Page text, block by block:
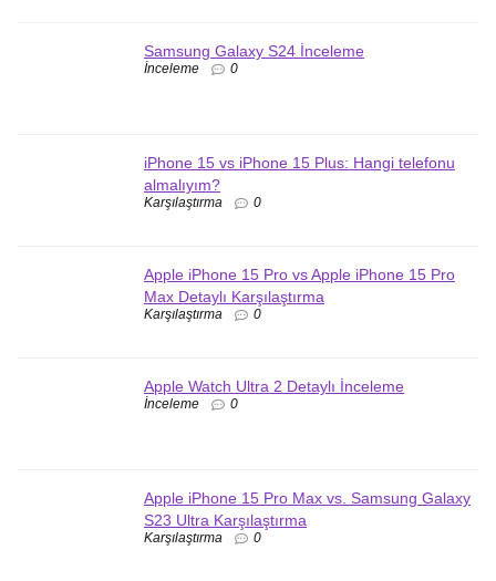
Samsung Galaxy S24 İnceleme
İnceleme 0
iPhone 15 vs iPhone 15 Plus: Hangi telefonu
almalıyım?
Karşılaştırma 0
Apple iPhone 15 Pro vs Apple iPhone 15 Pro
Max Detaylı Karşılaştırma
Karşılaştırma 0
Apple Watch Ultra 2 Detaylı İnceleme
İnceleme 0
Apple iPhone 15 Pro Max vs. Samsung Galaxy
S23 Ultra Karşılaştırma
Karşılaştırma 0